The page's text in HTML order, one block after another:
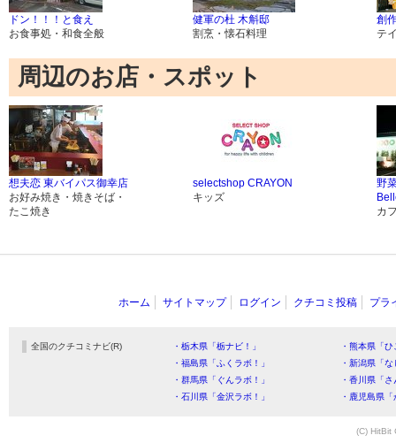
ドン！！！と食え
お食事処・和食全般
健軍の杜 木斛邸
割烹・懐石料理
創
テ
周辺のお店・スポット
想夫恋 東バイパス御幸店
お好み焼き・焼きそば・
たこ焼き
selectshop CRAYON
キッズ
野
カ
ホーム サイトマップ ログイン クチコミ投稿 プラ
全国のクチコミナビ(R) ・栃木県「栃ナビ！」
・熊本県「
・福島県「ふくラボ！」
・新潟県「
・群馬県「ぐんラボ！」
・香川県「
・石川県「金沢ラボ！」
・鹿児島県
(C) HitBit